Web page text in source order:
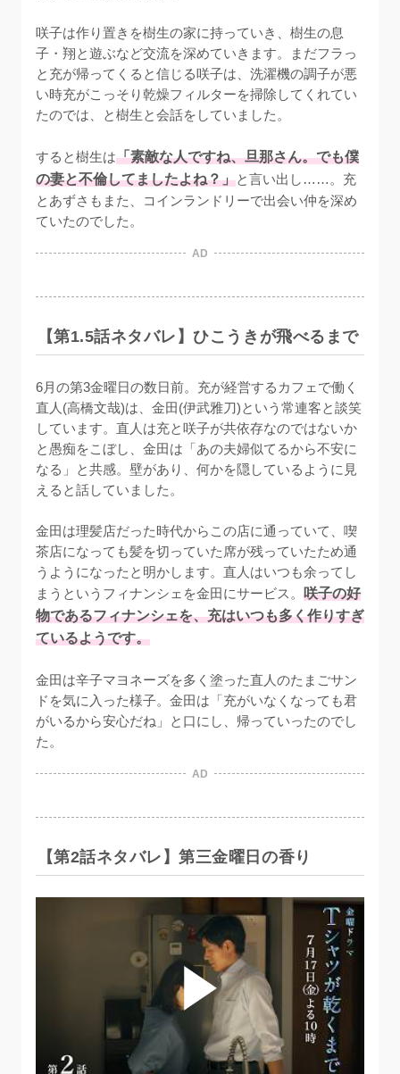
咲子は作り置きを樹生の家に持っていき、樹生の息
子・翔と遊ぶなど交流を深めていきます。まだフラっ
と充が帰ってくると信じる咲子は、洗濯機の調子が悪
い時充がこっそり乾燥フィルターを掃除してくれてい
たのでは、と樹生と会話をしていました。
すると樹生は「素敵な人ですね、旦那さん。でも僕
の妻と不倫してましたよね？」と言い出し……。充
とあずさもまた、コインランドリーで出会い仲を深め
ていたのでした。
AD
【第1.5話ネタバレ】ひこうきが飛べるまで
6月の第3金曜日の数日前。充が経営するカフェで働く
直人(高橋文哉)は、金田(伊武雅刀)という常連客と談笑
しています。直人は充と咲子が共依存なのではないか
と愚痴をこぼし、金田は「あの夫婦似てるから不安に
なる」と共感。壁があり、何かを隠しているように見
えると話していました。
金田は理髪店だった時代からこの店に通っていて、喫
茶店になっても髪を切っていた席が残っていたため通
うようになったと明かします。直人はいつも余ってし
まうというフィナンシェを金田にサービス。 咲子の好
物であるフィナンシェを、充はいつも多く作りすぎ
ているようです。
金田は辛子マヨネーズを多く塗った直人のたまごサン
ドを気に入った様子。金田は「充がいなくなっても君
がいるから安心だね」と口にし、帰っていったのでし
た。
AD
【第2話ネタバレ】第三金曜日の香り